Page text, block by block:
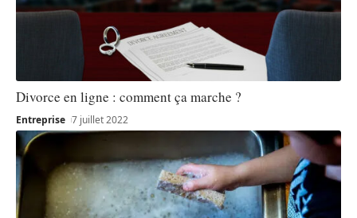
Divorce en ligne : comment ça marche ?
Entreprise 7 juillet 2022